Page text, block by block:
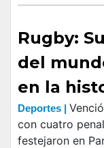
Rugby:
del
en la
Deportes |
con cuatro
festejaron en